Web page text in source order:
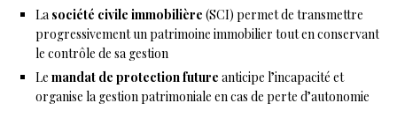
La société civile immobilière (SCI) permet de transmettre
progressivement un patrimoine immobilier tout en conservant
le contrôle de sa gestion
Le mandat de protection future anticipe l’incapacité et
organise la gestion patrimoniale en cas de perte d’autonomie